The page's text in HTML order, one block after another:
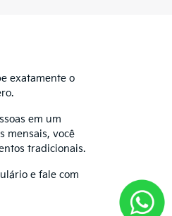
exatamente o
em um
mensais, você
tradicionais.
e fale com